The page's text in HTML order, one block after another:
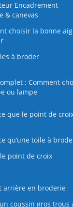
Encadrement
& canevas
choisir la bonne
à broder
: Comment
ou lampe
que le point de
qu’une toile à
point de croix
arrière en broderie
coussin gros trous